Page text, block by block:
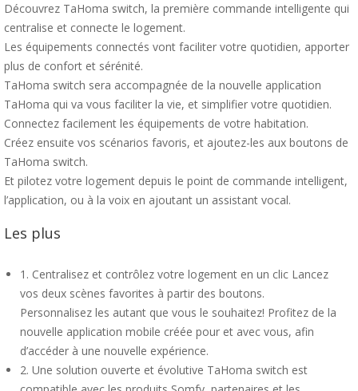
Découvrez TaHoma switch, la première commande intelligente qui
centralise et connecte le logement.
Les équipements connectés vont faciliter votre quotidien, apporter
plus de confort et sérénité.
TaHoma switch sera accompagnée de la nouvelle application
TaHoma qui va vous faciliter la vie, et simplifier votre quotidien.
Connectez facilement les équipements de votre habitation.
Créez ensuite vos scénarios favoris, et ajoutez-les aux boutons de
TaHoma switch.
Et pilotez votre logement depuis le point de commande intelligent,
l’application, ou à la voix en ajoutant un assistant vocal.
Les plus
1. Centralisez et contrôlez votre logement en un clic Lancez
vos deux scènes favorites à partir des boutons.
Personnalisez les autant que vous le souhaitez! Profitez de la
nouvelle application mobile créée pour et avec vous, afin
d’accéder à une nouvelle expérience.
2. Une solution ouverte et évolutive TaHoma switch est